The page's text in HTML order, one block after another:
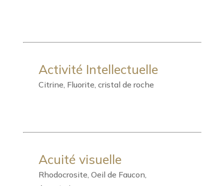
Activité Intellectuelle
Citrine, Fluorite, cristal de roche
Acuité visuelle
Rhodocrosite, Oeil de Faucon,